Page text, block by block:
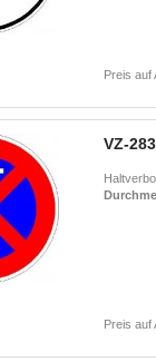
Preis auf
VZ-
Preis auf